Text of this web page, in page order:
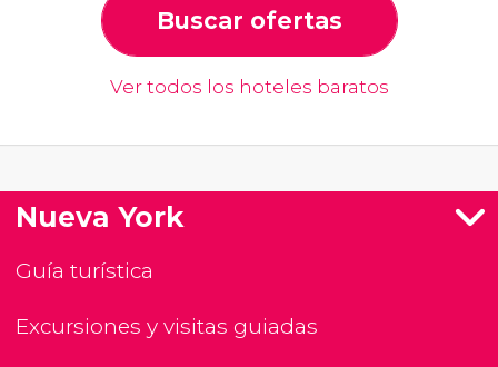
Buscar ofertas
Ver todos los hoteles baratos
Nueva York
Guía turística
Excursiones y visitas guiadas